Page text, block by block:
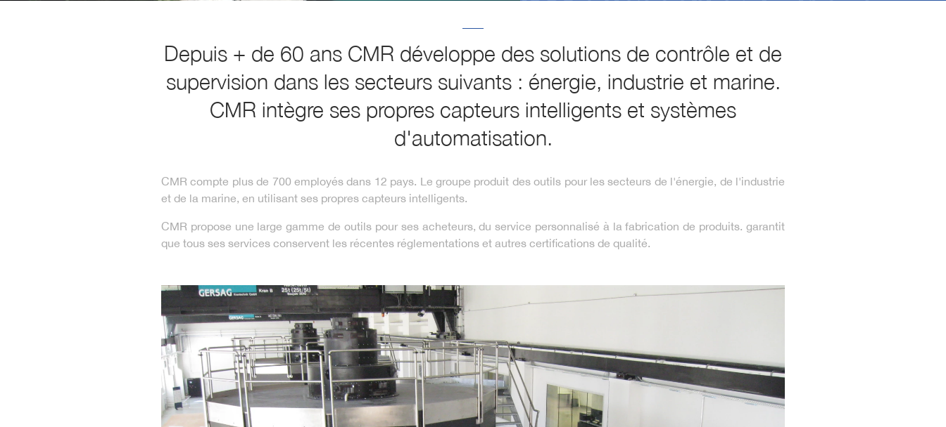
Depuis + de 60 ans CMR développe des solutions de contrôle et de
supervision dans les secteurs suivants : énergie, industrie et marine.
CMR intègre ses propres capteurs intelligents et systèmes
d'automatisation.
CMR compte plus de 700 employés dans 12 pays. Le groupe produit des outils pour les secteurs de l'énergie, de l'industrie
et de la marine, en utilisant ses propres capteurs intelligents.
CMR propose une large gamme de outils pour ses acheteurs, du service personnalisé à la fabrication de produits. garantit
que tous ses services conservent les récentes réglementations et autres certifications de qualité.